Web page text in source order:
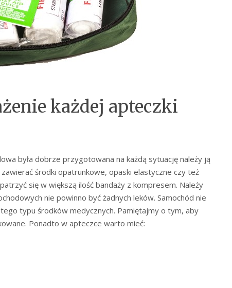
każdej apteczki
była dobrze przygotowana na każdą sytuację należy ją
środki opatrunkowe, opaski elastyczne czy też
się w większą ilość bandaży z kompresem. Należy
nie powinno być żadnych leków. Samochód nie
typu środków medycznych. Pamiętajmy o tym, aby
Ponadto w apteczce warto mieć: